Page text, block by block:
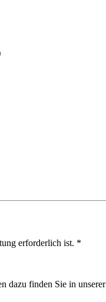
erforderlich ist. *
dazu finden Sie in unserer